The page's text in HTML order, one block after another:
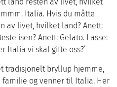
Italia. Hvis du måtte
av livet, hvilket land? Anett:
isen? Anett: Gelato. Lasse:
Italia vi skal gifte oss?’
tradisjonelt bryllup hjemme,
familie og venner til Italia. Her